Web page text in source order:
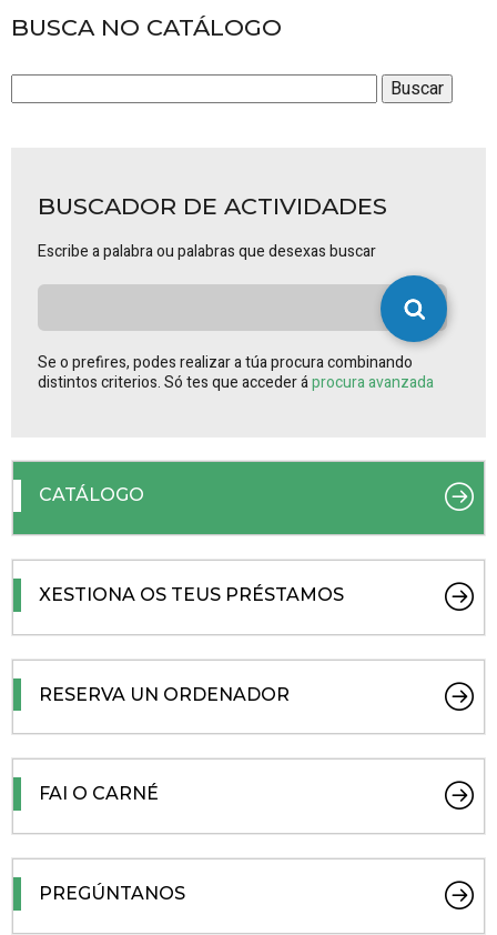
BUSCA NO CATÁLOGO
BUSCADOR DE ACTIVIDADES
Escribe a palabra ou palabras que desexas buscar
Se o prefires, podes realizar a túa procura combinando
distintos criterios. Só tes que acceder áprocura avanzada
CATÁLOGO
XESTIONA OS TEUS PRÉSTAMOS
RESERVA UN ORDENADOR
FAI O CARNÉ
PREGÚNTANOS